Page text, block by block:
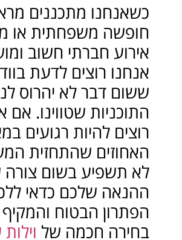
כשאנחנו מתכננים
חופשה משפחתית או
אירוע חברתי חשוב
אנחנו רוצים לדעת
ששום דבר לא יהרוס
התוכניות שטווינו. אם
רוצים להיות רגועים
האחוזים שהתחזית
לא תשפיע בשום צורה
ההנאה שלכם כדאי
הפתרון הבטוח והמקיף
בחירה חכמה של